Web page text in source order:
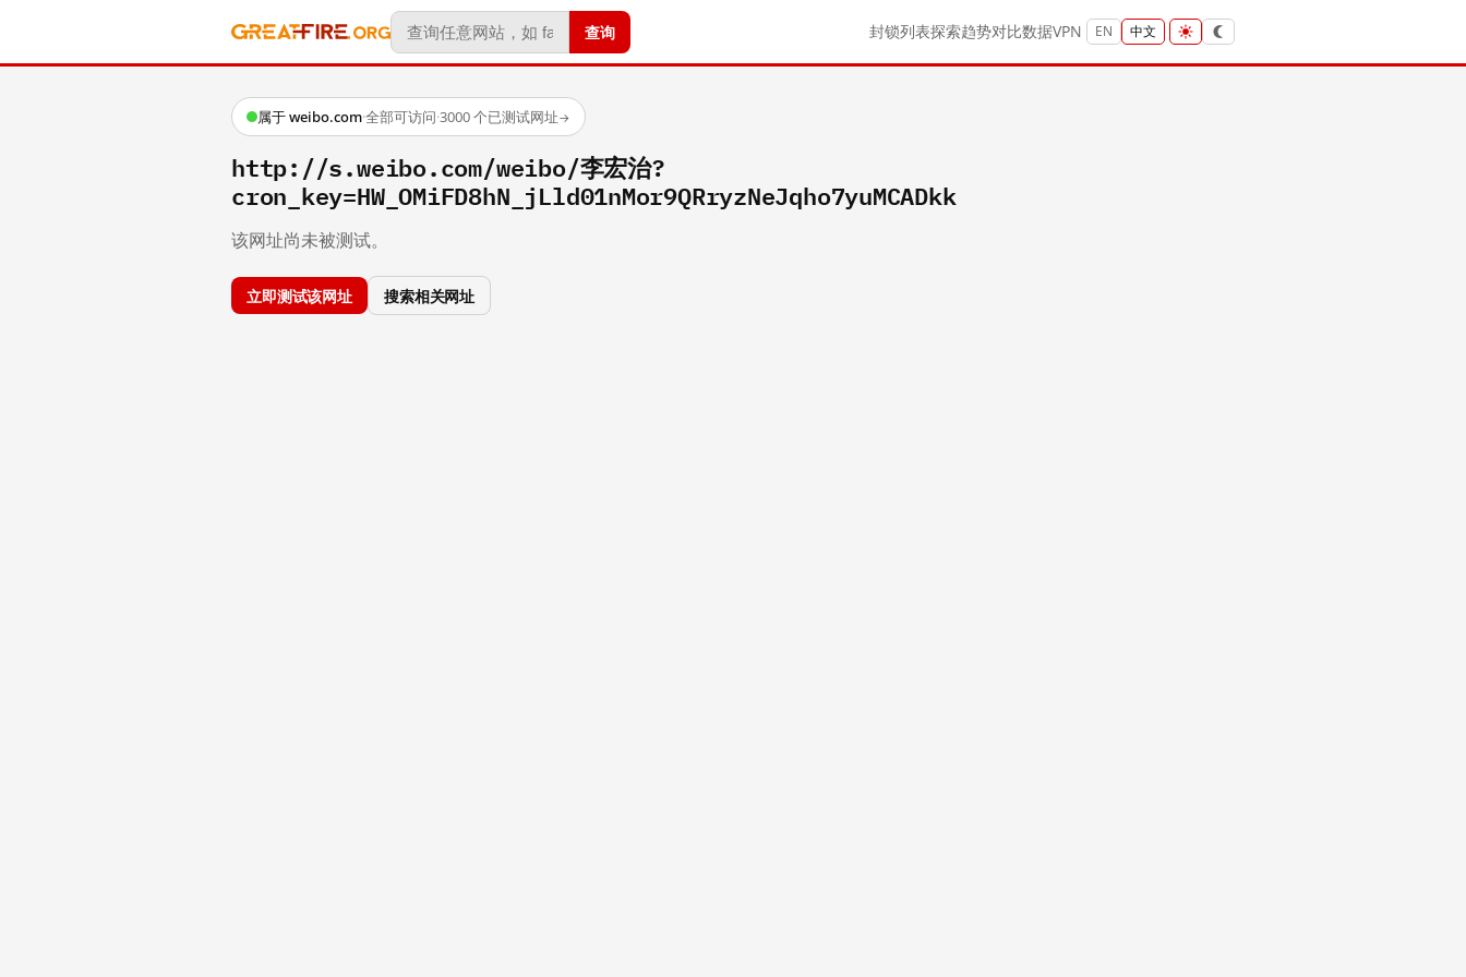
查询 封锁列表探索趋势对比数据VPN EN 中文
属于 weibo.com·全部可访问·3000 个已测试网址→
http://s.weibo.com/weibo/李宏治?
cron_key=HW_OMiFD8hN_jLld01nMor9QRryzNeJqho7yuMCADkk
该网址尚未被测试。
立即测试该网址 搜索相关网址